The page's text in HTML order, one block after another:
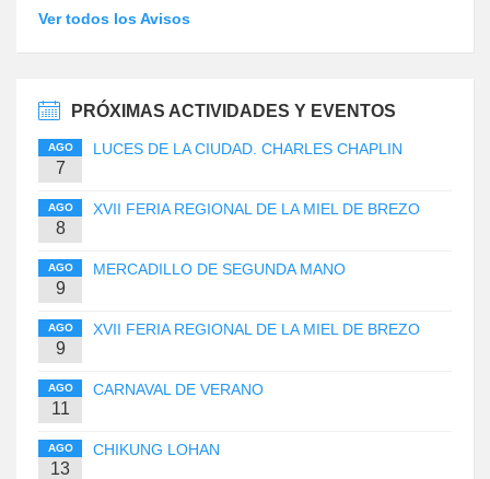
Ver todos los Avisos
PRÓXIMAS ACTIVIDADES Y EVENTOS
AGO
7
LUCES DE LA CIUDAD. CHARLES CHAPLIN
AGO
8
XVII FERIA REGIONAL DE LA MIEL DE BREZO
AGO
9
MERCADILLO DE SEGUNDA MANO
AGO
9
XVII FERIA REGIONAL DE LA MIEL DE BREZO
AGO
11
CARNAVAL DE VERANO
AGO
13
CHIKUNG LOHAN